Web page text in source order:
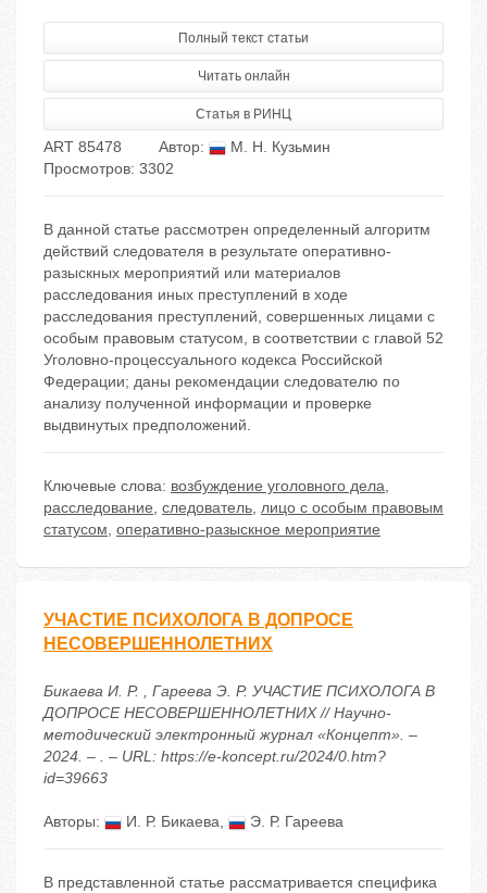
Полный текст статьи
Читать онлайн
Статья в РИНЦ
ART 85478 Автор:
М. Н. Кузьмин
Просмотров: 3302
В данной статье рассмотрен определенный алгоритм
действий следователя в результате оперативно-
разыскных мероприятий или материалов
расследования иных преступлений в ходе
расследования преступлений, совершенных лицами с
особым правовым статусом, в соответствии с главой 52
Уголовно-процессуального кодекса Российской
Федерации; даны рекомендации следователю по
анализу полученной информации и проверке
выдвинутых предположений.
Ключевые слова: возбуждение уголовного дела,
расследование, следователь, лицо с особым правовым
статусом, оперативно-разыскное мероприятие
УЧАСТИЕ ПСИХОЛОГА В ДОПРОСЕ
НЕСОВЕРШЕННОЛЕТНИХ
Бикаева И. Р. , Гареева Э. Р. УЧАСТИЕ ПСИХОЛОГА В
ДОПРОСЕ НЕСОВЕРШЕННОЛЕТНИХ // Научно-
методический электронный журнал «Концепт». –
2024. – . – URL: https://e-koncept.ru/2024/0.htm?
id=39663
Авторы: И. Р. Бикаева, Э. Р. Гареева
В представленной статье рассматривается специфика